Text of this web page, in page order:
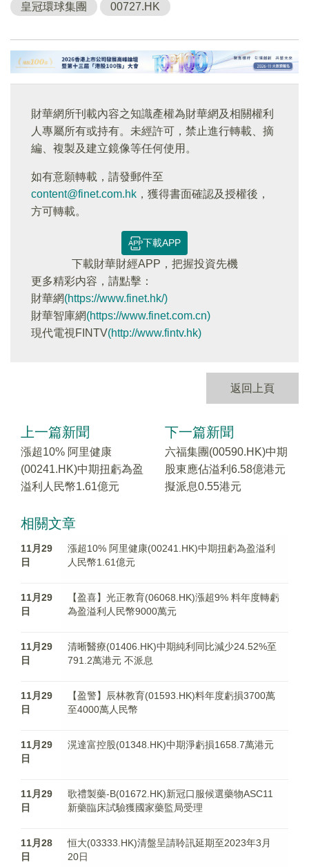
皇冠環球集團 00727.HK
財華網所刊載內容之知識產權為財華網及相關權利
人專屬所有或持有。未經許可，禁止進行轉載、摘
編、複製及建立鏡像等任何使用。
如有意願轉載，請發郵件至
content@finet.com.hk ，獲得書面確認及授權後，
方可轉載。
下載APP
下載財華財經APP，把握投資先機
更多精彩内容，請點擊：
財華網(https://www.finet.hk/)
財華智庫網(https://www.finet.com.cn)
現代電視FINTV(http://www.fintv.hk)
返回上頁
上一篇新聞
漲超10% 阿里健康
(00241.HK)中期扭虧為盈
溢利人民幣1.61億元
下一篇新聞
六福集團(00590.HK)中期
股東應佔溢利6.58億港元
擬派息0.55港元
相關文章
11月29
日
漲超10% 阿里健康(00241.HK)中期扭虧為盈溢利
人民幣1.61億元
11月29
日
【盈喜】光正教育(06068.HK)漲超9% 料年度轉虧
為盈溢利人民幣9000萬元
11月29
日
清晰醫療(01406.HK)中期純利同比減少24.52%至
791.2萬港元 不派息
11月29
日
【盈警】辰林教育(01593.HK)料年度虧損3700萬
至4000萬人民幣
11月29
日
滉達富控股(01348.HK)中期淨虧損1658.7萬港元
11月29
日
歌禮製藥-B(01672.HK)新冠口服候選藥物ASC11
新藥臨床試驗獲國家藥監局受理
11月28
日
恒大(03333.HK)清盤呈請聆訊延期至2023年3月
20日